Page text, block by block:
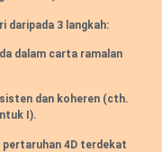
daripada 3 langkah:
dalam carta ramalan
dan koheren (cth.
I).
pertaruhan 4D terdekat